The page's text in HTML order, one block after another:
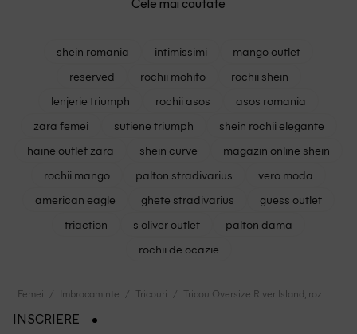
Cele mai cautate
shein romania intimissimi
mango outlet
reserved
rochii mohito
rochii shein
lenjerie triumph
rochii asos
asos romania
zara femei
sutiene triumph
shein rochii elegante
haine outlet zara
shein curve
magazin online shein
rochii mango
palton stradivarius
vero moda
american eagle
ghete stradivarius
guess outlet
triaction
s oliver outlet
palton dama
rochii de ocazie
Femei Imbracaminte Tricouri Tricou Oversize River Island, roz
INSCRIERE